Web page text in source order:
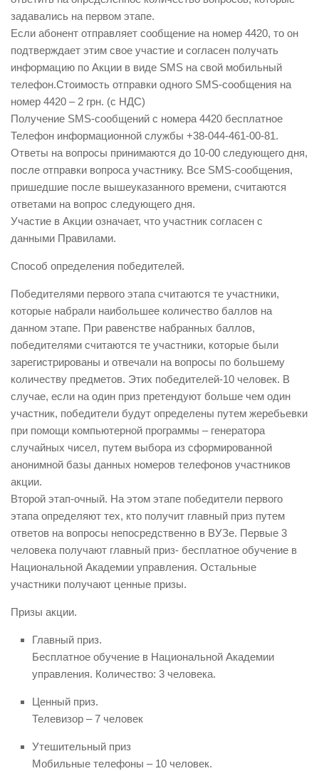
задавались на первом этапе.
Если абонент отправляет сообщение на номер 4420, то он
подтверждает этим свое участие и согласен получать
информацию по Акции в виде SMS на свой мобильный
телефон.Стоимость отправки одного SMS-сообщения на
номер 4420 – 2 грн. (с НДС)
Получение SMS-сообщений с номера 4420 бесплатное
Телефон информационной службы +38-044-461-00-81.
Ответы на вопросы принимаются до 10-00 следующего дня,
после отправки вопроса участнику. Все SMS-сообщения,
пришедшие после вышеуказанного времени, считаются
ответами на вопрос следующего дня.
Участие в Акции означает, что участник согласен с
данными Правилами.
Способ определения победителей.
Победителями первого этапа считаются те участники,
которые набрали наибольшее количество баллов на
данном этапе. При равенстве набранных баллов,
победителями считаются те участники, которые были
зарегистрированы и отвечали на вопросы по большему
количеству предметов. Этих победителей-10 человек. В
случае, если на один приз претендуют больше чем один
участник, победители будут определены путем жеребьевки
при помощи компьютерной программы – генератора
случайных чисел, путем выбора из сформированной
анонимной базы данных номеров телефонов участников
акции.
Второй этап-очный. На этом этапе победители первого
этапа определяют тех, кто получит главный приз путем
ответов на вопросы непосредственно в ВУЗе. Первые 3
человека получают главный приз- бесплатное обучение в
Национальной Академии управления. Остальные
участники получают ценные призы.
Призы акции.
Главный приз.
Бесплатное обучение в Национальной Академии
управления. Количество: 3 человека.
Ценный приз.
Телевизор – 7 человек
Утешительный приз
Мобильные телефоны – 10 человек.